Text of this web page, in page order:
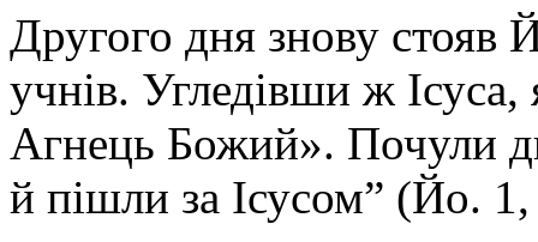
Другого дня знову стояв
учнів. Угледівши ж
Агнець Божий». Почули
й пішли за Ісусом” (Йо.